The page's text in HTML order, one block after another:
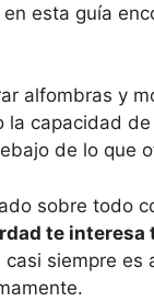
esta guía
alfombras y
la capacidad
de lo que
sobre todo
te interesa
siempre